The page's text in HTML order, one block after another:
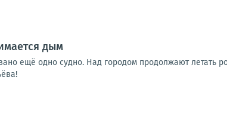
дым
ещё одно судно. Над городом продолжают летать